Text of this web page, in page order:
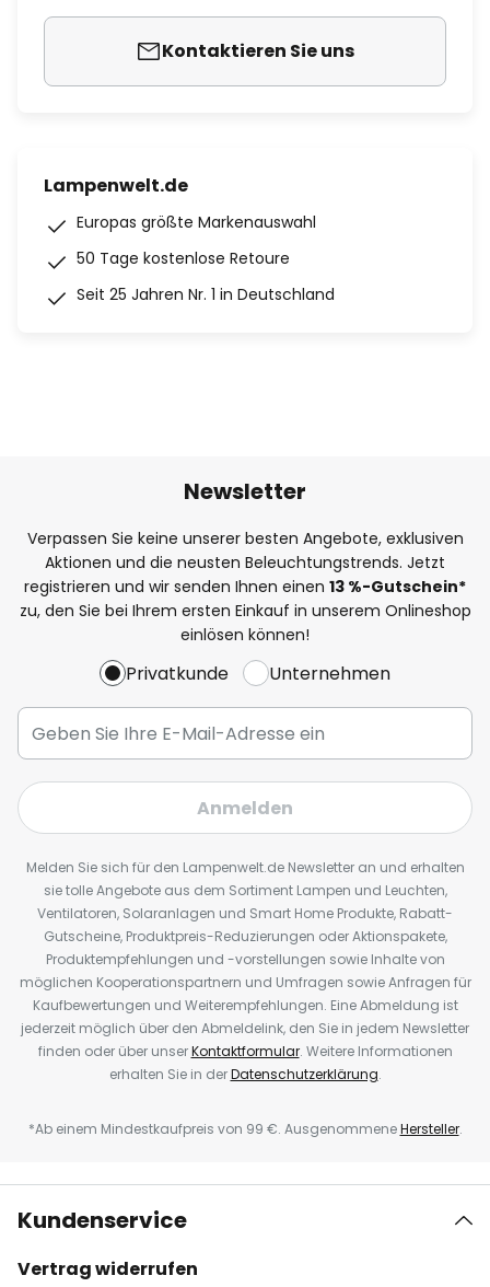
Kontaktieren Sie uns
Lampenwelt.de
Europas größte Markenauswahl
50 Tage kostenlose Retoure
Seit 25 Jahren Nr. 1 in Deutschland
Newsletter
Verpassen Sie keine unserer besten Angebote, exklusiven
Aktionen und die neusten Beleuchtungstrends. Jetzt
registrieren und wir senden Ihnen einen 13 %-Gutschein*
zu, den Sie bei Ihrem ersten Einkauf in unserem Onlineshop
einlösen können!
Privatkunde Unternehmen
Anmelden
Melden Sie sich für den Lampenwelt.de Newsletter an und erhalten
sie tolle Angebote aus dem Sortiment Lampen und Leuchten,
Ventilatoren, Solaranlagen und Smart Home Produkte, Rabatt-
Gutscheine, Produktpreis-Reduzierungen oder Aktionspakete,
Produktempfehlungen und -vorstellungen sowie Inhalte von
möglichen Kooperationspartnern und Umfragen sowie Anfragen für
Kaufbewertungen und Weiterempfehlungen. Eine Abmeldung ist
jederzeit möglich über den Abmeldelink, den Sie in jedem Newsletter
finden oder über unserKontaktformular. Weitere Informationen
erhalten Sie in derDatenschutzerklärung.
*Ab einem Mindestkaufpreis von 99 €. AusgenommeneHersteller.
Kundenservice
Vertrag widerrufen